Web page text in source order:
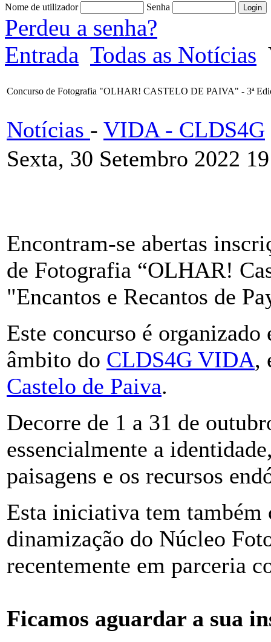
Nome de utilizador Senha
Perdeu a senha?
Entrada Todas as Notícias
Concurso de Fotografia "OLHAR! CASTELO DE PAIVA" - 3ª
Notícias - VIDA - CLDS4G
Sexta, 30 Setembro 2022
Encontram-se abertas
de Fotografia “OLHAR!
"Encantos e Recantos de
Este concurso é
âmbito do CLDS4G VIDA,
Castelo de Paiva.
Decorre de 1 a 31 de
essencialmente a
paisagens e os recursos
Esta iniciativa tem
dinamização do Núcleo
recentemente em parceria
Ficamos aguardar a sua